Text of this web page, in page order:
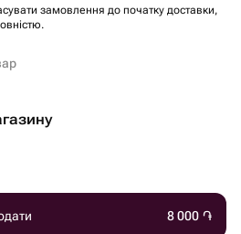
замовлення до початку доставки,
8 000 ֏